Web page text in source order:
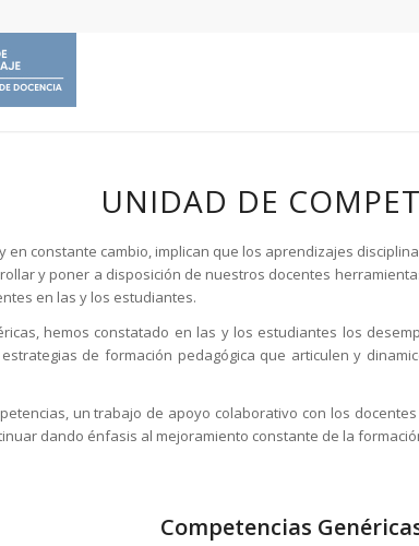
UNIDAD DE
en constante cambio, implican que los aprendizajes
y poner a disposición de nuestros docentes
en las y los estudiantes.
hemos constatado en las y los estudiantes los
de formación pedagógica que articulen y
un trabajo de apoyo colaborativo con los
dando énfasis al mejoramiento constante de la
Competencias